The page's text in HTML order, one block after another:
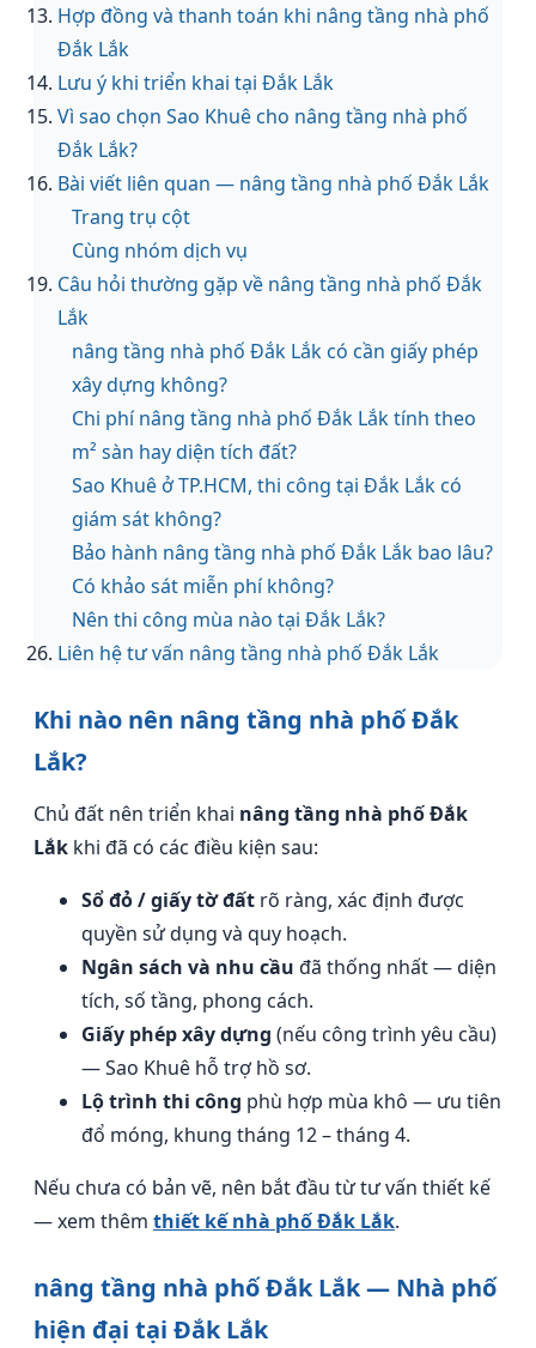
Hợp đồng và thanh toán khi nâng tầng nhà phố
Đắk Lắk
Lưu ý khi triển khai tại Đắk Lắk
Vì sao chọn Sao Khuê cho nâng tầng nhà phố
Đắk Lắk?
Bài viết liên quan — nâng tầng nhà phố Đắk Lắk
Trang trụ cột
Cùng nhóm dịch vụ
Câu hỏi thường gặp về nâng tầng nhà phố Đắk
Lắk
nâng tầng nhà phố Đắk Lắk có cần giấy phép
xây dựng không?
Chi phí nâng tầng nhà phố Đắk Lắk tính theo
m² sàn hay diện tích đất?
Sao Khuê ở TP.HCM, thi công tại Đắk Lắk có
giám sát không?
Bảo hành nâng tầng nhà phố Đắk Lắk bao lâu?
Có khảo sát miễn phí không?
Nên thi công mùa nào tại Đắk Lắk?
Liên hệ tư vấn nâng tầng nhà phố Đắk Lắk
Khi nào nên nâng tầng nhà phố Đắk
Lắk?
Chủ đất nên triển khai nâng tầng nhà phố Đắk
Lắk khi đã có các điều kiện sau:
Sổ đỏ / giấy tờ đất rõ ràng, xác định được
quyền sử dụng và quy hoạch.
Ngân sách và nhu cầu đã thống nhất — diện
tích, số tầng, phong cách.
Giấy phép xây dựng (nếu công trình yêu cầu)
— Sao Khuê hỗ trợ hồ sơ.
Lộ trình thi công phù hợp mùa khô — ưu tiên
đổ móng, khung tháng 12 – tháng 4.
Nếu chưa có bản vẽ, nên bắt đầu từ tư vấn thiết kế
— xem thêm thiết kế nhà phố Đắk Lắk.
nâng tầng nhà phố Đắk Lắk — Nhà phố
hiện đại tại Đắk Lắk